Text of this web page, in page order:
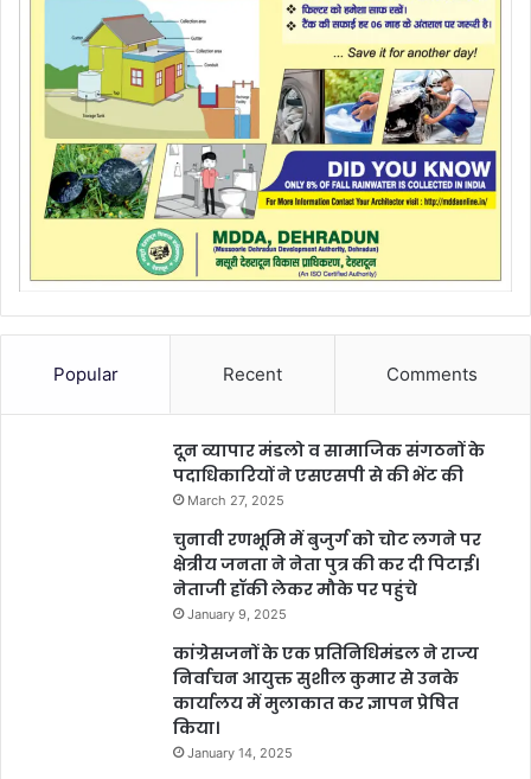
Popular Recent Comments
दून व्यापार मंडलो व सामाजिक संगठनों के
पदाधिकारियों ने एसएसपी से की भेंट की
March 27, 2025
चुनावी रणभूमि में बुजुर्ग को चोट लगने पर
क्षेत्रीय जनता ने नेता पुत्र की कर दी पिटाई।
नेताजी हॉकी लेकर मौके पर पहुंचे
January 9, 2025
कांग्रेसजनों के एक प्रतिनिधिमंडल ने राज्य
निर्वाचन आयुक्त सुशील कुमार से उनके
कार्यालय में मुलाकात कर ज्ञापन प्रेषित
किया।
January 14, 2025